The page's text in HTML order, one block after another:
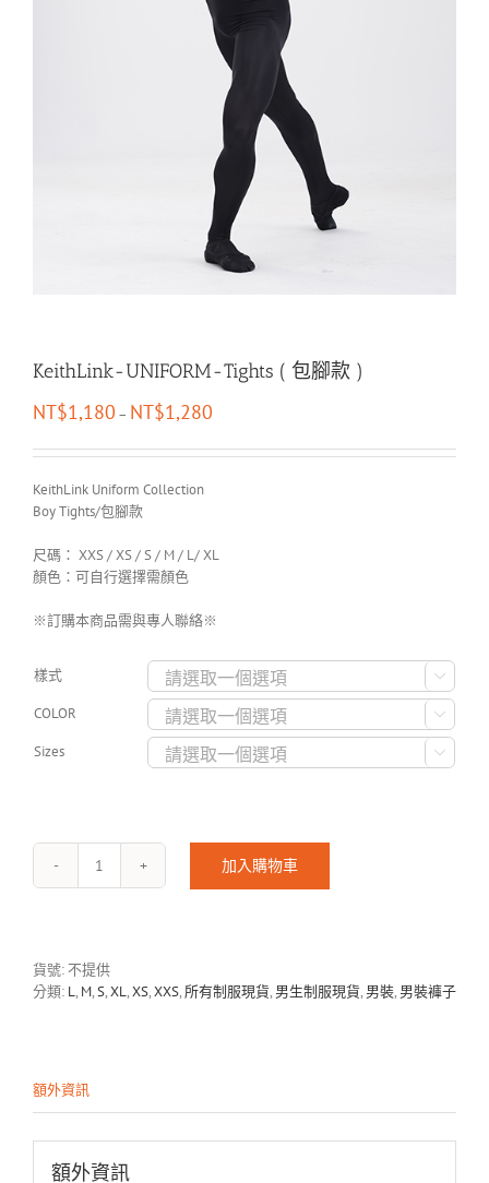
KeithLink-UNIFORM-Tights ( 包腳款 )
NT$1,180 – NT$1,280
KeithLink Uniform Collection
Boy Tights/包腳款
尺碼： XXS / XS / S / M / L/ XL
顏色：可自行選擇需顏色
※訂購本商品需與專人聯絡※
樣式 
COLOR 
Sizes 
KeithLink-
包
腳
加入購物車
貨號:不提供
分類: L, M,S,XL,XS,XXS,所有制服現貨, 男生制服現貨, 男裝, 男裝褲子
額外資訊
額外資訊